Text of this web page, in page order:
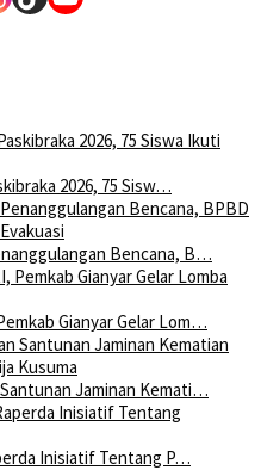
2026, 75 Sisw…
Bencana, B…
Gianyar Gelar Lom…
Jaminan Kemati…
Inisiatif Tentang P…